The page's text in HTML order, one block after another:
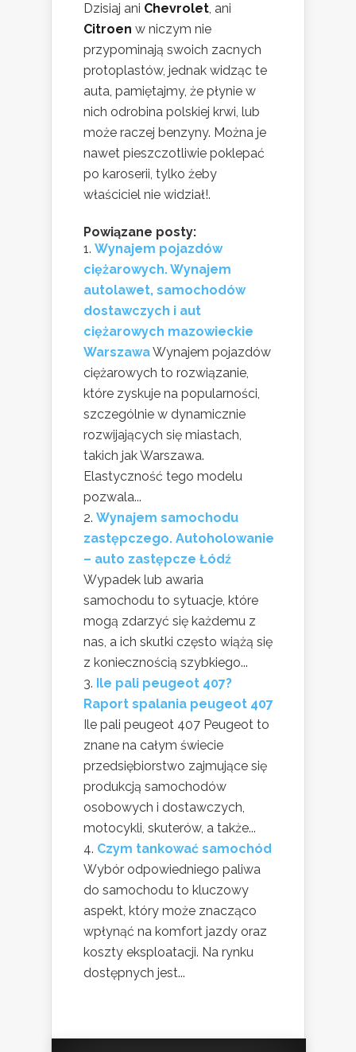
Dzisiaj ani Chevrolet, ani
Citroen w niczym nie
przypominają swoich zacnych
protoplastów, jednak widząc te
auta, pamiętajmy, że płynie w
nich odrobina polskiej krwi, lub
może raczej benzyny. Można je
nawet pieszczotliwie poklepać
po karoserii, tylko żeby
właściciel nie widział!.
Powiązane posty:
Wynajem pojazdów
ciężarowych. Wynajem
autolawet, samochodów
dostawczych i aut
ciężarowych mazowieckie
WarszawaWynajem pojazdów
ciężarowych to rozwiązanie,
które zyskuje na popularności,
szczególnie w dynamicznie
rozwijających się miastach,
takich jak Warszawa.
Elastyczność tego modelu
pozwala...
Wynajem samochodu
zastępczego. Autoholowanie
– auto zastępcze Łódź
Wypadek lub awaria
samochodu to sytuacje, które
mogą zdarzyć się każdemu z
nas, a ich skutki często wiążą się
z koniecznością szybkiego...
Ile pali peugeot 407?
Raport spalania peugeot 407
Ile pali peugeot 407 Peugeot to
znane na całym świecie
przedsiębiorstwo zajmujące się
produkcją samochodów
osobowych i dostawczych,
motocykli, skuterów, a także...
Czym tankować samochód
Wybór odpowiedniego paliwa
do samochodu to kluczowy
aspekt, który może znacząco
wpłynąć na komfort jazdy oraz
koszty eksploatacji. Na rynku
dostępnych jest...